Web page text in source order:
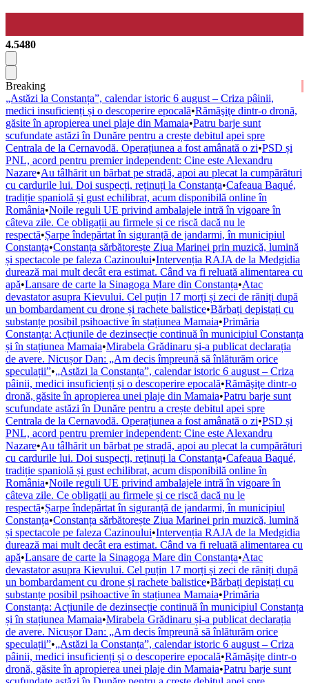
4.5480
Breaking
„Astăzi la Constanța”, calendar istoric 6 august – Criza pâinii,
medici insuficienți și o descoperire epocală•Rămăşiţe dintr-o dronă,
găsite în apropierea unei plaje din Mamaia•Patru barje sunt
scufundate astăzi în Dunăre pentru a crește debitul apei spre
Centrala de la Cernavodă. Operațiunea a fost amânată o zi•PSD și
PNL, acord pentru premier independent: Cine este Alexandru
Nazare•Au tâlhărit un bărbat pe stradă, apoi au plecat la cumpărături
cu cardurile lui. Doi suspecți, reținuți la Constanța•Cafeaua Baqué,
tradiție spaniolă și gust echilibrat, acum disponibilă online în
România•Noile reguli UE privind ambalajele intră în vigoare în
câteva zile. Ce obligații au firmele și ce riscă dacă nu le
respectă•Șarpe îndepărtat în siguranță de jandarmi, în municipiul
Constanța•Constanța sărbătorește Ziua Marinei prin muzică, lumină
și spectacole pe faleza Cazinoului•Intervenția RAJA de la Medgidia
durează mai mult decât era estimat. Când va fi reluată alimentarea cu
apă•Lansare de carte la Sinagoga Mare din Constanța•Atac
devastator asupra Kievului. Cel puțin 17 morți și zeci de răniți după
un bombardament cu drone și rachete balistice•Bărbați depistați cu
substanțe posibil psihoactive în stațiunea Mamaia•Primăria
Constanța: Acțiunile de dezinsecție continuă în municipiul Constanța
și în stațiunea Mamaia•Mirabela Grădinaru și-a publicat declarația
de avere. Nicușor Dan: „Am decis împreună să înlăturăm orice
speculații”•„Astăzi la Constanța”, calendar istoric 6 august – Criza
pâinii, medici insuficienți și o descoperire epocală•Rămăşiţe dintr-o
dronă, găsite în apropierea unei plaje din Mamaia•Patru barje sunt
scufundate astăzi în Dunăre pentru a crește debitul apei spre
Centrala de la Cernavodă. Operațiunea a fost amânată o zi•PSD și
PNL, acord pentru premier independent: Cine este Alexandru
Nazare•Au tâlhărit un bărbat pe stradă, apoi au plecat la cumpărături
cu cardurile lui. Doi suspecți, reținuți la Constanța•Cafeaua Baqué,
tradiție spaniolă și gust echilibrat, acum disponibilă online în
România•Noile reguli UE privind ambalajele intră în vigoare în
câteva zile. Ce obligații au firmele și ce riscă dacă nu le
respectă•Șarpe îndepărtat în siguranță de jandarmi, în municipiul
Constanța•Constanța sărbătorește Ziua Marinei prin muzică, lumină
și spectacole pe faleza Cazinoului•Intervenția RAJA de la Medgidia
durează mai mult decât era estimat. Când va fi reluată alimentarea cu
apă•Lansare de carte la Sinagoga Mare din Constanța•Atac
devastator asupra Kievului. Cel puțin 17 morți și zeci de răniți după
un bombardament cu drone și rachete balistice•Bărbați depistați cu
substanțe posibil psihoactive în stațiunea Mamaia•Primăria
Constanța: Acțiunile de dezinsecție continuă în municipiul Constanța
și în stațiunea Mamaia•Mirabela Grădinaru și-a publicat declarația
de avere. Nicușor Dan: „Am decis împreună să înlăturăm orice
speculații”•„Astăzi la Constanța”, calendar istoric 6 august – Criza
pâinii, medici insuficienți și o descoperire epocală•Rămăşiţe dintr-o
dronă, găsite în apropierea unei plaje din Mamaia•Patru barje sunt